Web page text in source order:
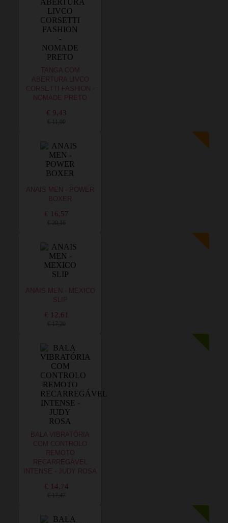
TANGA COM
ABERTURA LIVCO
CORSETTI FASHION -
NOMADE PRETO
€ 9,43
€ 11,00
ANAIS MEN - POWER
BOXER
€ 16,57
€ 20,16
ANAIS MEN - MEXICO
SLIP
€ 12,61
€ 17,20
BALA VIBRATÓRIA
COM CONTROLO
REMOTO
RECARREGÁVEL
INTENSE - JUDY ROSA
€ 14,74
€ 17,47